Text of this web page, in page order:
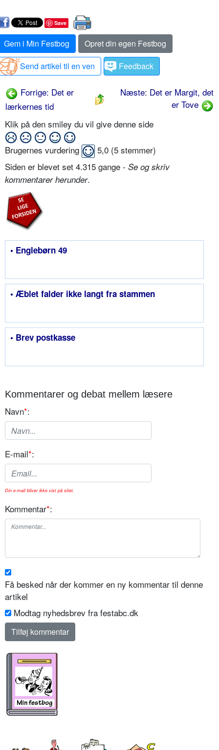
Save
Gem i Min Festbog
Opret din egen Festbog
Send artikel til en ven
Feedback
Forrige: Det er
lærkernes tid
Næste: Det er Margit, det
er Tove
Klik på den smiley du vil give denne side
Brugernes vurdering 5,0 (5 stemmer)
Siden er blevet set 4.315 gange - Se og skriv
kommentarer herunder.
• Englebørn 49
• Æblet falder ikke langt fra stammen
• Brev postkasse
Kommentarer og debat mellem læsere
Navn*:
E-mail*:
Din e-mail bliver ikke vist på sitet.
Kommentar*:
Få besked når der kommer en ny kommentar til denne
artikel
Modtag nyhedsbrev fra festabc.dk